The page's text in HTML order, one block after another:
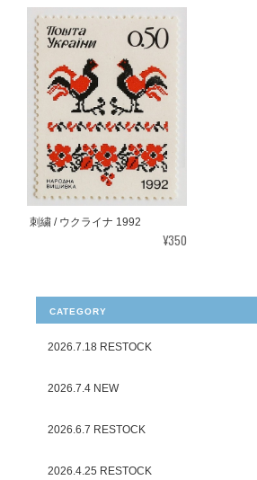
刺繍 / ウクライナ 1992
¥350
CATEGORY
2026.7.18 RESTOCK
2026.7.4 NEW
2026.6.7 RESTOCK
2026.4.25 RESTOCK